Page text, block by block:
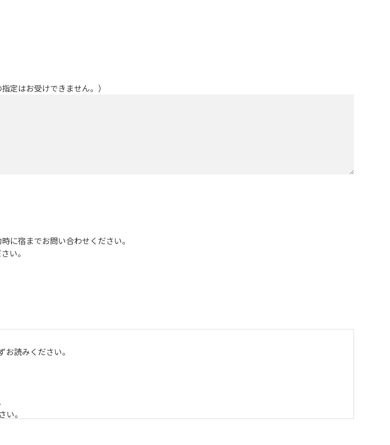
定はお受けできません。）
に宿までお問い合わせください。
い。
お読みください。
。